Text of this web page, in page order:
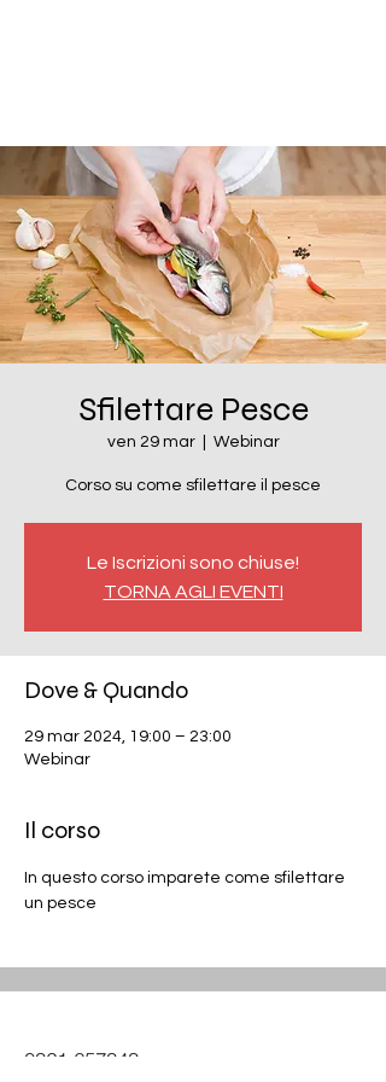
Sfilettare Pesce
ven 29 mar
  |
Webinar
Corso su come sfilettare il pesce
Le Iscrizioni sono chiuse!
TORNA AGLI EVENTI
Dove & Quando
29 mar 2024, 19:00 – 23:00
Webinar
Il corso
In questo corso imparete come sfilettare
un pesce
0321 657343